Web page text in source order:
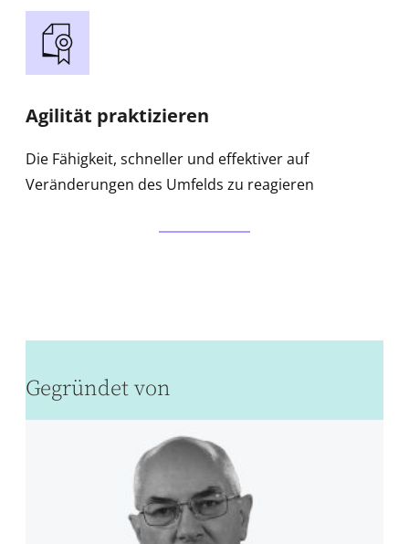
Agilität praktizieren
Die Fähigkeit, schneller und effektiver auf
Veränderungen des Umfelds zu reagieren
Gegründet von